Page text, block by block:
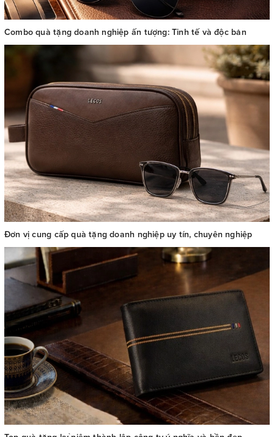
Combo quà tặng doanh nghiệp ấn tượng: Tinh tế và độc bản
Đơn vị cung cấp quà tặng doanh nghiệp uy tín, chuyên nghiệp